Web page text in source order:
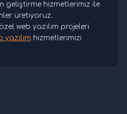
geliştirme hizmetlerimiz ile
üretiyoruz.
web yazılım projeleri
yazılım hizmetlerimizi